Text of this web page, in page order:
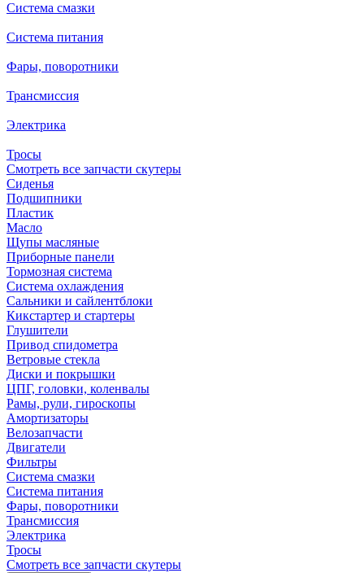
Система смазки
Система питания
Фары, поворотники
Трансмиссия
Электрика
Тросы
Смотреть все запчасти скутеры
Сиденья
Подшипники
Пластик
Масло
Щупы масляные
Приборные панели
Тормозная система
Система охлаждения
Сальники и сайлентблоки
Кикстартер и стартеры
Глушители
Привод спидометра
Ветровые стекла
Диски и покрышки
ЦПГ, головки, коленвалы
Рамы, рули, гироскопы
Амортизаторы
Велозапчасти
Двигатели
Фильтры
Система смазки
Система питания
Фары, поворотники
Трансмиссия
Электрика
Тросы
Смотреть все запчасти скутеры